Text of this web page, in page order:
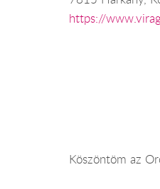
https://
Köszöntöm az